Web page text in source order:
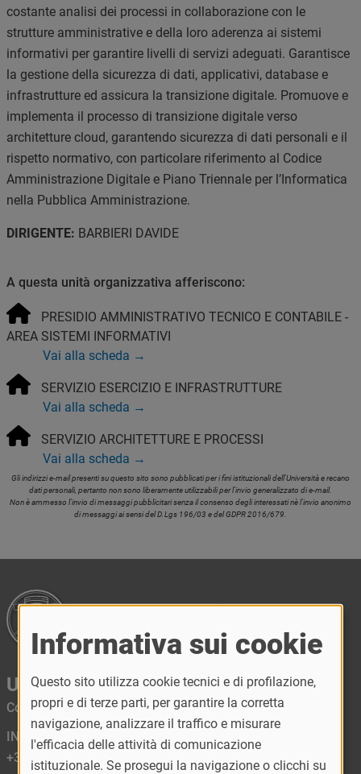
costante analisi dei processi in collaborazione con le
strutture amministrative e della loro aderenza ai sistemi
informativi per garantire livelli di servizi adeguati. Garantisce
la gestione della sicurezza di dati, applicativi, database e
infrastrutture ed assicura la transizione digitale. Promuove e
implementa il processo di transizione digitale verso
architetture cloud, garantendo sicurezza di dati personali e il
rispetto normativo, con particolare riferimento al Codice
Amministrazione Digitale e Piano Triennale per l’Informatica
nella Pubblica Amministrazione.
DIRIGENTE: BARBIERI DAVIDE
A questa unità organizzativa afferiscono:
PRESIDIO AMMINISTRATIVO TECNICO E CONTABILE -
AREA SISTEMI INFORMATIVI
Vai alla scheda →
SERVIZIO ESERCIZIO E INFRASTRUTTURE
Vai alla scheda →
SERVIZIO ARCHITETTURE E PROCESSI
Vai alla scheda →
Gli indirizzi e-mail presenti su questo sito sono pubblicati per i fini istituzionali dell'Università e recano
dati personali, pertanto non sono liberamente utilizzabili per l'invio generalizzato di e-mail.
Non è ammesso l'invio di messaggi pubblicitari senza il consenso degli interessati nè l'invio anonimo
di messaggi ai sensi del D.Lgs 196/03 e del GDPR 2016/679.
Università di Pavia
Corso Strada Nuova, 65 - 27100 Pavia - Italy
INFORMASTUDENTI
+39 0382 989898
Informativa sui cookie
Questo sito utilizza cookie tecnici e di profilazione,
propri e di terze parti, per garantire la corretta
navigazione, analizzare il traffico e misurare
l'efficacia delle attività di comunicazione
istituzionale. Se prosegui la navigazione o clicchi su